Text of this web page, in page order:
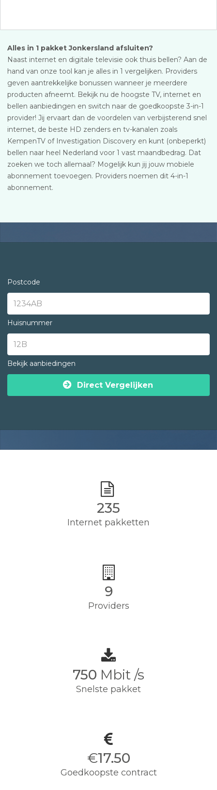
Alles in 1 pakket Jonkersland afsluiten?
Naast internet en digitale televisie ook thuis bellen? Aan de
hand van onze tool kan je alles in 1 vergelijken. Providers
geven aantrekkelijke bonussen wanneer je meerdere
producten afneemt. Bekijk nu de hoogste TV, internet en
bellen aanbiedingen en switch naar de goedkoopste 3-in-1
provider! Jij ervaart dan de voordelen van verbijsterend snel
internet, de beste HD zenders en tv-kanalen zoals
KempenTV of Investigation Discovery en kunt (onbeperkt)
bellen naar heel Nederland voor 1 vast maandbedrag. Dat
zoeken we toch allemaal? Mogelijk kun jij jouw mobiele
abonnement toevoegen. Providers noemen dit 4-in-1
abonnement.
Postcode
Huisnummer
Bekijk aanbiedingen
Direct Vergelijken
235
Internet pakketten
9
Providers
750 Mbit /s
Snelste pakket
€17.50
Goedkoopste contract